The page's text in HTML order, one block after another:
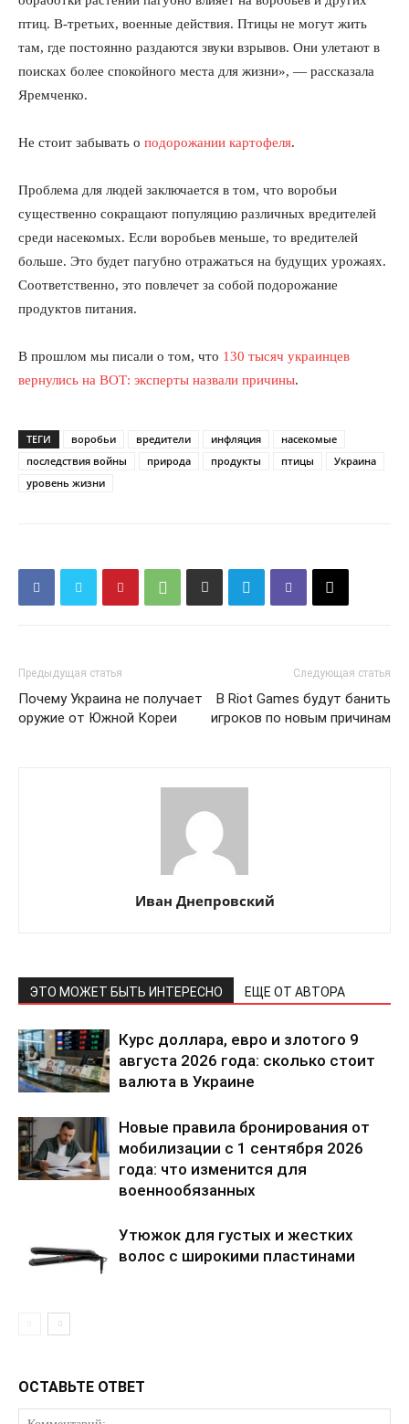
птиц. В-третьих, военные действия. Птицы не могут жить
там, где постоянно раздаются звуки взрывов. Они улетают в
поисках более спокойного места для жизни», — рассказала
Яремченко.
Не стоит забывать о подорожании картофеля.
Проблема для людей заключается в том, что воробьи
существенно сокращают популяцию различных вредителей
среди насекомых. Если воробьев меньше, то вредителей
больше. Это будет пагубно отражаться на будущих урожаях.
Соответственно, это повлечет за собой подорожание
продуктов питания.
В прошлом мы писали о том, что 130 тысяч украинцев
вернулись на ВОТ: эксперты назвали причины.
ТЕГИ воробьи вредители инфляция
насекомые
последствия войны
природа продукты птицы
Украина
уровень жизни
Предыдущая статья
Почему Украина не получает
оружие от Южной Кореи
Следующая статья
В Riot Games будут банить
игроков по новым причинам
Иван Днепровский
ЭТО МОЖЕТ БЫТЬ ИНТЕРЕСНО ЕЩЕ ОТ АВТОРА
Курс доллара, евро и злотого 9
августа 2026 года: сколько стоит
валюта в Украине
Новые правила бронирования от
мобилизации с 1 сентября 2026
года: что изменится для
военнообязанных
Утюжок для густых и жестких
волос с широкими пластинами
ОСТАВЬТЕ ОТВЕТ